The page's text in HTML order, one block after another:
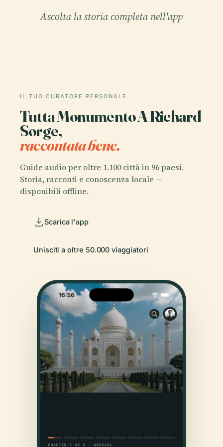
Ascolta la storia completa nell'app
IL TUO CURATORE PERSONALE
Tutta Monumento A Richard
Sorge,
raccontata bene.
Guide audio per oltre 1.100 città in 96 paesi.
Storia, racconti e conoscenza locale —
disponibili offline.
Scarica l'app
Unisciti a oltre 50.000 viaggiatori